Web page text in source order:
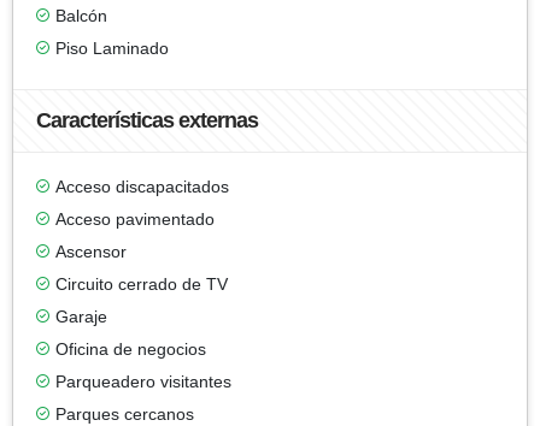
Balcón
Piso Laminado
Características externas
Acceso discapacitados
Acceso pavimentado
Ascensor
Circuito cerrado de TV
Garaje
Oficina de negocios
Parqueadero visitantes
Parques cercanos